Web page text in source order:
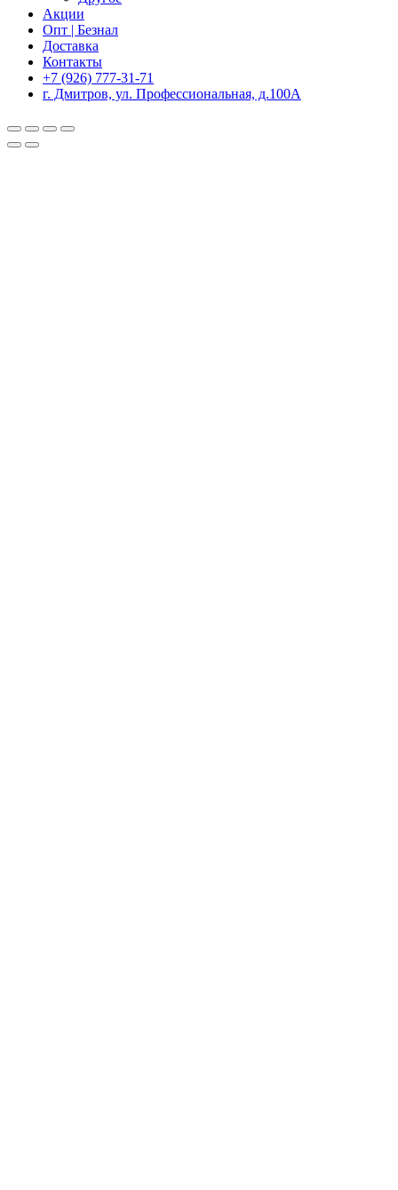
Акции
Опт | Безнал
Доставка
Контакты
+7 (926) 777-31-71
г. Дмитров, ул. Профессиональная, д.100А